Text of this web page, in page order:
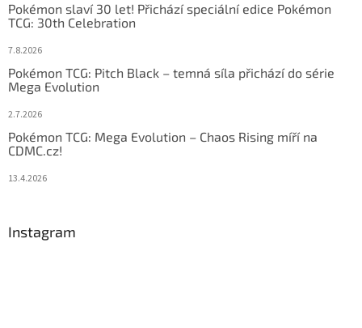
Pokémon slaví 30 let! Přichází speciální edice Pokémon
TCG: 30th Celebration
7.8.2026
Pokémon TCG: Pitch Black – temná síla přichází do série
Mega Evolution
2.7.2026
Pokémon TCG: Mega Evolution – Chaos Rising míří na
CDMC.cz!
13.4.2026
Instagram